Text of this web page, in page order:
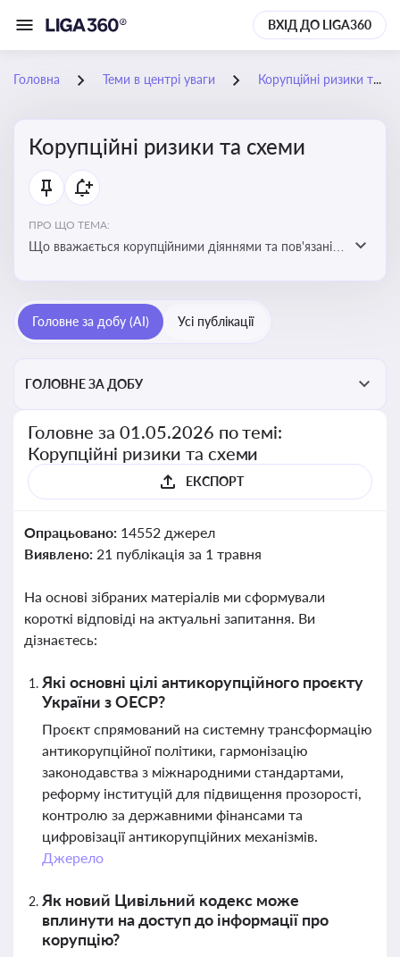
ВХІД ДО LIGA360
Головна Теми в центрі уваги Корупційні ризики та схеми
Корупційні ризики та схеми
ПРО ЩО ТЕМА:
Що вважається корупційними діяннями та пов'язані з
Головне за добу (AI) Усі публікації
ГОЛОВНЕ ЗА ДОБУ
Головне за 01.05.2026 по темі:
Корупційні ризики та схеми
ЕКСПОРТ
Опрацьовано: 14552 джерел
Виявлено: 21 публікація за 1 травня
На основі зібраних матеріалів ми сформували
короткі відповіді на актуальні запитання. Ви
дізнаєтесь:
Які основні цілі антикорупційного проєкту
України з ОЕСР?
Проєкт спрямований на системну трансформацію
антикорупційної політики, гармонізацію
законодавства з міжнародними стандартами,
реформу інституцій для підвищення прозорості,
контролю за державними фінансами та
цифровізації антикорупційних механізмів.
Джерело
Як новий Цивільний кодекс може
вплинути на доступ до інформації про
корупцію?